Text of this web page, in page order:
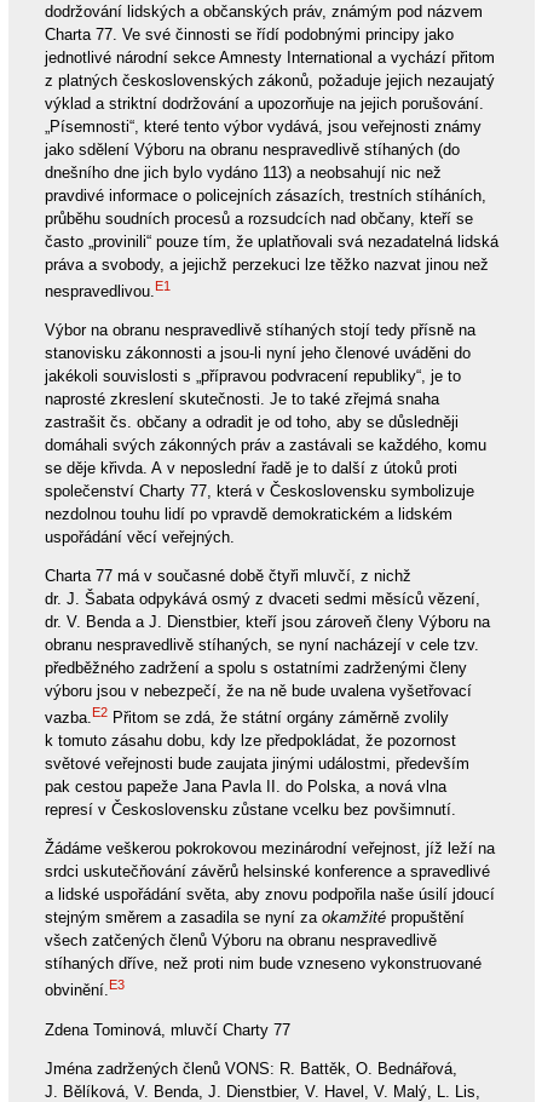
dodržování lidských a občanských práv, známým pod názvem
Charta 77. Ve své činnosti se řídí podobnými principy jako
jednotlivé národní sekce Amnesty International a vychází přitom
z platných československých zákonů, požaduje jejich nezaujatý
výklad a striktní dodržování a upozorňuje na jejich porušování.
„Písemnosti“, které tento výbor vydává, jsou veřejnosti známy
jako sdělení Výboru na obranu nespravedlivě stíhaných (do
dnešního dne jich bylo vydáno 113) a neobsahují nic než
pravdivé informace o policejních zásazích, trestních stíháních,
průběhu soudních procesů a rozsudcích nad občany, kteří se
často „provinili“ pouze tím, že uplatňovali svá nezadatelná lidská
práva a svobody, a jejichž perzekuci lze těžko nazvat jinou než
nespravedlivou.E1
Výbor na obranu nespravedlivě stíhaných stojí tedy přísně na
stanovisku zákonnosti a jsou-li nyní jeho členové uváděni do
jakékoli souvislosti s „přípravou podvracení republiky“, je to
naprosté zkreslení skutečnosti. Je to také zřejmá snaha
zastrašit čs. občany a odradit je od toho, aby se důsledněji
domáhali svých zákonných práv a zastávali se každého, komu
se děje křivda. A v neposlední řadě je to další z útoků proti
společenství Charty 77, která v Československu symbolizuje
nezdolnou touhu lidí po vpravdě demokratickém a lidském
uspořádání věcí veřejných.
Charta 77 má v současné době čtyři mluvčí, z nichž
dr. J. Šabata odpykává osmý z dvaceti sedmi měsíců vězení,
dr. V. Benda a J. Dienstbier, kteří jsou zároveň členy Výboru na
obranu nespravedlivě stíhaných, se nyní nacházejí v cele tzv.
předběžného zadržení a spolu s ostatními zadrženými členy
výboru jsou v nebezpečí, že na ně bude uvalena vyšetřovací
vazba.E2Přitom se zdá, že státní orgány záměrně zvolily
k tomuto zásahu dobu, kdy lze předpokládat, že pozornost
světové veřejnosti bude zaujata jinými událostmi, především
pak cestou papeže Jana Pavla II. do Polska, a nová vlna
represí v Československu zůstane vcelku bez povšimnutí.
Žádáme veškerou pokrokovou mezinárodní veřejnost, jíž leží na
srdci uskutečňování závěrů helsinské konference a spravedlivé
a lidské uspořádání světa, aby znovu podpořila naše úsilí jdoucí
stejným směrem a zasadila se nyní za okamžitépropuštění
všech zatčených členů Výboru na obranu nespravedlivě
stíhaných dříve, než proti nim bude vzneseno vykonstruované
obvinění. E3
Zdena Tominová, mluvčí Charty 77
Jména zadržených členů VONS: R. Battěk, O. Bednářová,
J. Bělíková, V. Benda, J. Dienstbier, V. Havel, V. Malý, L. Lis,